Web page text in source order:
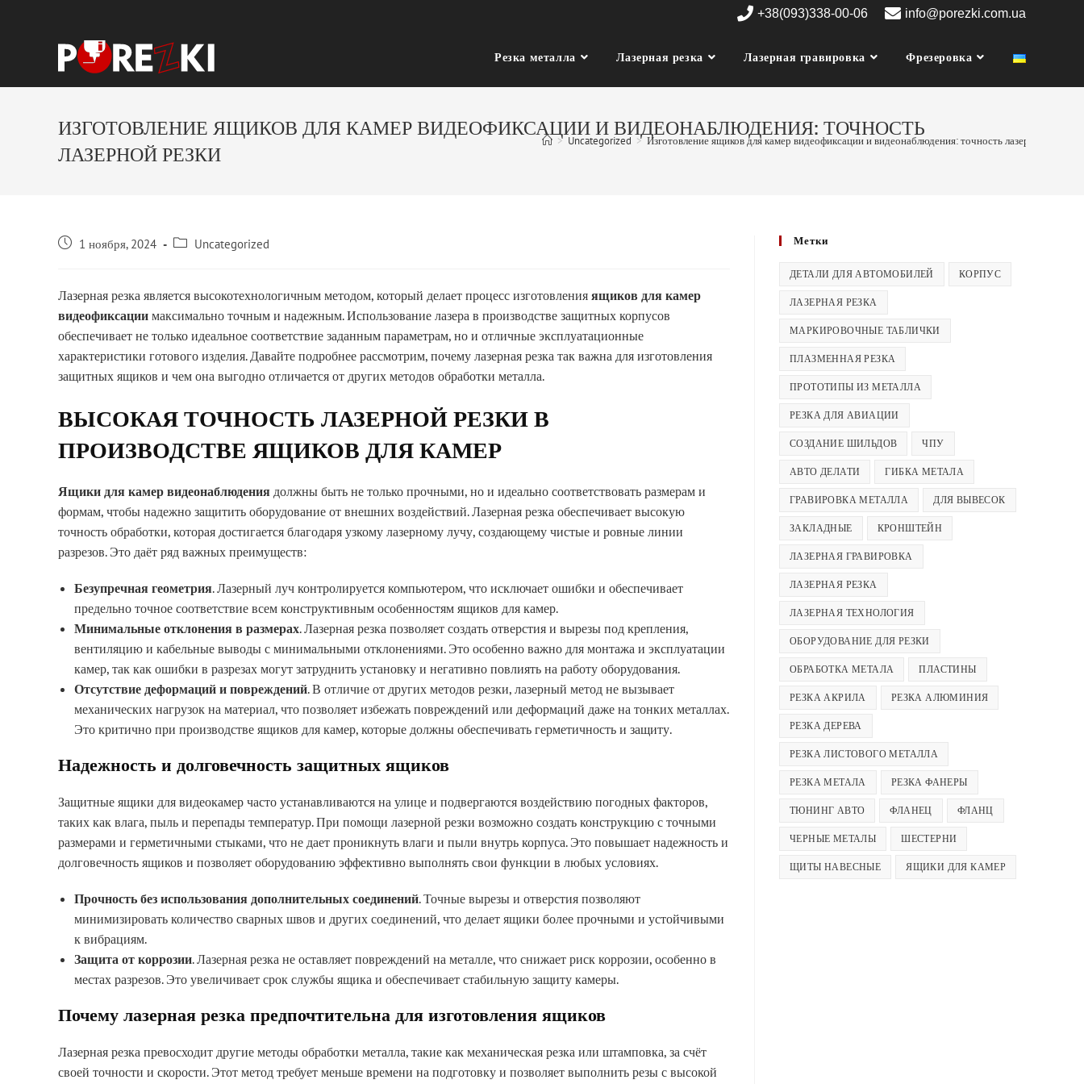
+38(093)338-00-06 info@porezki.com.ua
Резка металла Лазерная резка Лазерная гравировка Фрезеровка
ИЗГОТОВЛЕНИЕ ЯЩИКОВ ДЛЯ КАМЕР ВИДЕОФИКСАЦИИ И ВИДЕОНАБЛЮДЕНИЯ: ТОЧНОСТЬ
ЛАЗЕРНОЙ РЕЗКИ
> Uncategorized > Изготовление ящиков для камер видеофиксации и видеонаблюдения: точность лазерной резки
1 ноября, 2024 Uncategorized
Лазерная резка является высокотехнологичным методом, который делает процесс изготовления ящиков для камер
видеофиксации максимально точным и надежным. Использование лазера в производстве защитных корпусов
обеспечивает не только идеальное соответствие заданным параметрам, но и отличные эксплуатационные
характеристики готового изделия. Давайте подробнее рассмотрим, почему лазерная резка так важна для изготовления
защитных ящиков и чем она выгодно отличается от других методов обработки металла.
ВЫСОКАЯ ТОЧНОСТЬ ЛАЗЕРНОЙ РЕЗКИ В
ПРОИЗВОДСТВЕ ЯЩИКОВ ДЛЯ КАМЕР
Ящики для камер видеонаблюдения должны быть не только прочными, но и идеально соответствовать размерам и
формам, чтобы надежно защитить оборудование от внешних воздействий. Лазерная резка обеспечивает высокую
точность обработки, которая достигается благодаря узкому лазерному лучу, создающему чистые и ровные линии
разрезов. Это даёт ряд важных преимуществ:
Безупречная геометрия. Лазерный луч контролируется компьютером, что исключает ошибки и обеспечивает
предельно точное соответствие всем конструктивным особенностям ящиков для камер.
Минимальные отклонения в размерах. Лазерная резка позволяет создать отверстия и вырезы под крепления,
вентиляцию и кабельные выводы с минимальными отклонениями. Это особенно важно для монтажа и эксплуатации
камер, так как ошибки в разрезах могут затруднить установку и негативно повлиять на работу оборудования.
Отсутствие деформаций и повреждений. В отличие от других методов резки, лазерный метод не вызывает
механических нагрузок на материал, что позволяет избежать повреждений или деформаций даже на тонких металлах.
Это критично при производстве ящиков для камер, которые должны обеспечивать герметичность и защиту.
Надежность и долговечность защитных ящиков
Защитные ящики для видеокамер часто устанавливаются на улице и подвергаются воздействию погодных факторов,
таких как влага, пыль и перепады температур. При помощи лазерной резки возможно создать конструкцию с точными
размерами и герметичными стыками, что не дает проникнуть влаги и пыли внутрь корпуса. Это повышает надежность и
долговечность ящиков и позволяет оборудованию эффективно выполнять свои функции в любых условиях.
Прочность без использования дополнительных соединений. Точные вырезы и отверстия позволяют
минимизировать количество сварных швов и других соединений, что делает ящики более прочными и устойчивыми
к вибрациям.
Защита от коррозии. Лазерная резка не оставляет повреждений на металле, что снижает риск коррозии, особенно в
местах разрезов. Это увеличивает срок службы ящика и обеспечивает стабильную защиту камеры.
Почему лазерная резка предпочтительна для изготовления ящиков
Лазерная резка превосходит другие методы обработки металла, такие как механическая резка или штамповка, за счёт
своей точности и скорости. Этот метод требует меньше времени на подготовку и позволяет выполнить резы с высокой
Метки
ДЕТАЛИ ДЛЯ АВТОМОБИЛЕЙ КОРПУС
ЛАЗЕРНАЯ РЕЗКА
МАРКИРОВОЧНЫЕ ТАБЛИЧКИ
ПЛАЗМЕННАЯ РЕЗКА
ПРОТОТИПЫ ИЗ МЕТАЛЛА
РЕЗКА ДЛЯ АВИАЦИИ
СОЗДАНИЕ ШИЛЬДОВ ЧПУ
АВТО ДЕЛАТИ ГИБКА МЕТАЛА
ГРАВИРОВКА МЕТАЛЛА ДЛЯ ВЫВЕСОК
ЗАКЛАДНЫЕ КРОНШТЕЙН
ЛАЗЕРНАЯ ГРАВИРОВКА
ЛАЗЕРНАЯ РЕЗКА
ЛАЗЕРНАЯ ТЕХНОЛОГИЯ
ОБОРУДОВАНИЕ ДЛЯ РЕЗКИ
ОБРАБОТКА МЕТАЛА ПЛАСТИНЫ
РЕЗКА АКРИЛА РЕЗКА АЛЮМИНИЯ
РЕЗКА ДЕРЕВА
РЕЗКА ЛИСТОВОГО МЕТАЛЛА
РЕЗКА МЕТАЛА РЕЗКА ФАНЕРЫ
ТЮНИНГ АВТО ФЛАНЕЦ ФЛАНЦ
ЧЕРНЫЕ МЕТАЛЫ ШЕСТЕРНИ
ЩИТЫ НАВЕСНЫЕ ЯЩИКИ ДЛЯ КАМЕР